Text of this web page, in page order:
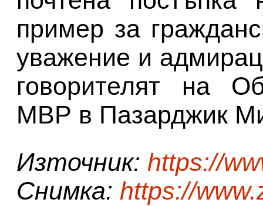
пример за
уважение и
говорителят на
МВР в Пазарджик
Източник: https://
Снимка: https://